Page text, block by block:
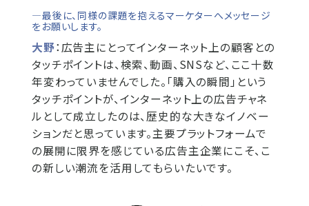
―最後に、同様の課題を抱えるマーケターへメッセージ
をお願いします。
大野：広告主にとってインターネット上の顧客との
タッチポイントは、検索、動画、SNSなど、ここ十数
年変わっていませんでした。「購入の瞬間」という
タッチポイントが、インターネット上の広告チャネ
ルとして成立したのは、歴史的な大きなイノベー
ションだと思っています。主要プラットフォームで
の展開に限界を感じている広告主企業にこそ、こ
の新しい潮流を活用してもらいたいです。